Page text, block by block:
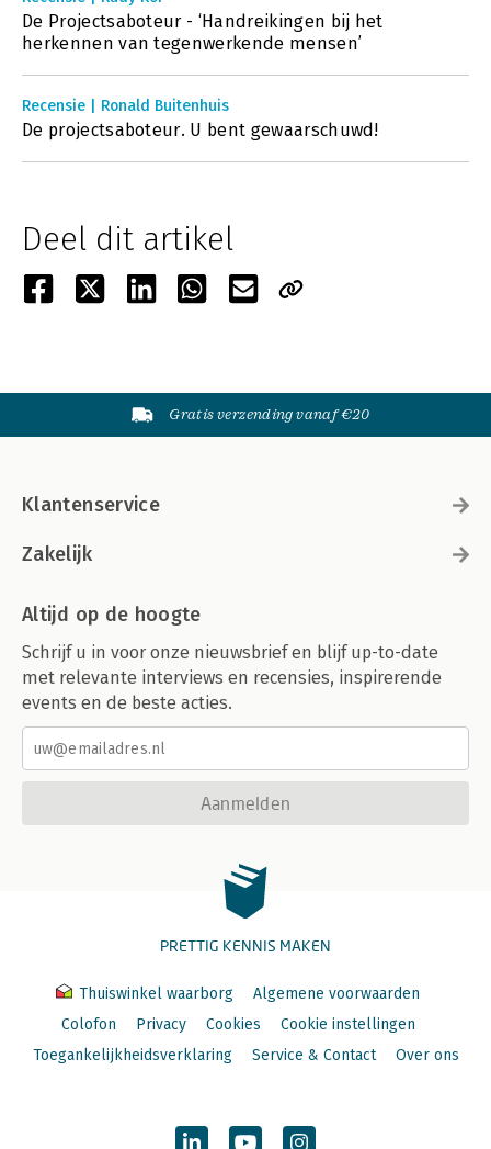
De Projectsaboteur - ‘Handreikingen bij het
herkennen van tegenwerkende mensen’
Recensie | Ronald Buitenhuis
De projectsaboteur. U bent gewaarschuwd!
Deel dit artikel
Gratis verzending vanaf €20
Klantenservice
Zakelijk
Altijd op de hoogte
Schrijf u in voor onze nieuwsbrief en blijf up-to-date
met relevante interviews en recensies, inspirerende
events en de beste acties.
Aanmelden
PRETTIG KENNIS MAKEN
Thuiswinkel waarborg
Algemene voorwaarden
Colofon
Privacy Cookies
Cookie instellingen
Toegankelijkheidsverklaring
Service & Contact Over ons